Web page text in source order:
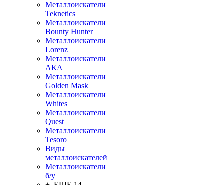
Металлоискатели
Teknetics
Металлоискатели
Bounty Hunter
Металлоискатели
Lorenz
Металлоискатели
АКА
Металлоискатели
Golden Mask
Металлоискатели
Whites
Металлоискатели
Quest
Металлоискатели
Tesoro
Виды
металлоискателей
Металлоискатели
б/у